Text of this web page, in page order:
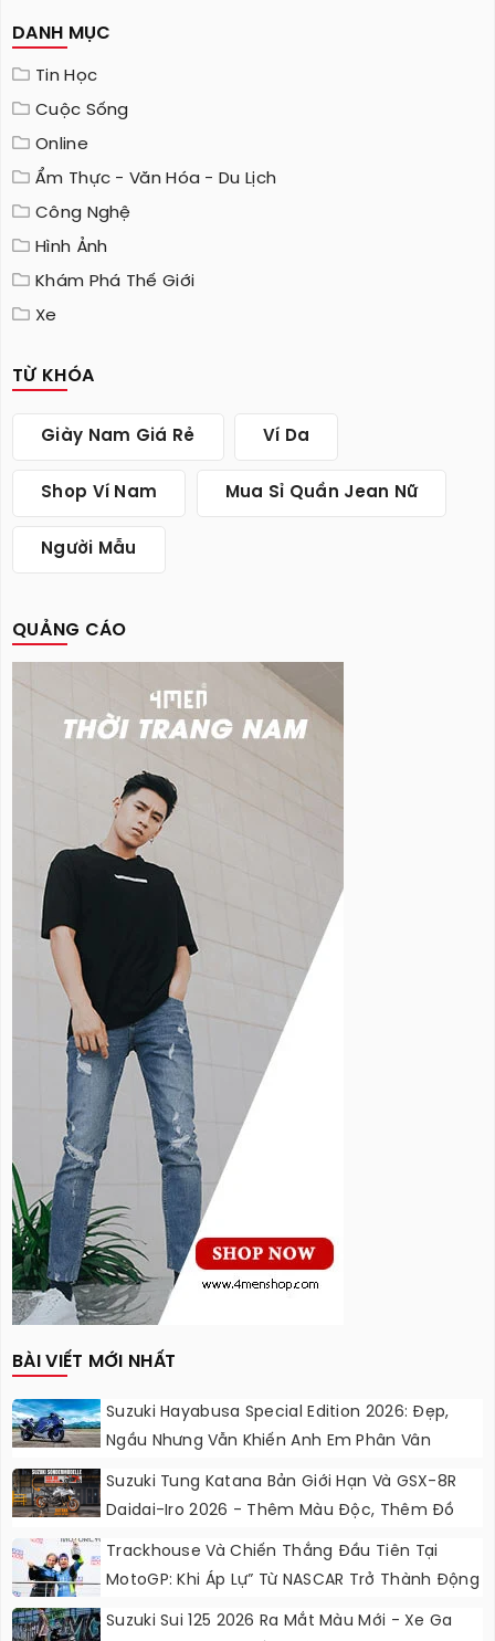
DANH MỤC
Tin Học
Cuộc Sống
Online
Ẩm Thực - Văn Hóa - Du Lịch
Công Nghệ
Hình Ảnh
Khám Phá Thế Giới
Xe
TỪ KHÓA
Giày Nam Giá Rẻ Ví Da
Shop Ví Nam Mua Sỉ Quần Jean Nữ
Người Mẫu
QUẢNG CÁO
BÀI VIẾT MỚI NHẤT
Suzuki Hayabusa Special Edition 2026: Đẹp,
Ngầu Nhưng Vẫn Khiến Anh Em Phân Vân
Suzuki Tung Katana Bản Giới Hạn Và GSX-8R
Daidai-Iro 2026 - Thêm Màu Độc, Thêm Đồ
Chơi, Thêm Cá Tính
Trackhouse Và Chiến Thắng Đầu Tiên Tại
MotoGP: Khi Áp Lự” Từ NASCAR Trở Thành Động
Lực Ngọt Ngào
Suzuki Sui 125 2026 Ra Mắt Màu Mới - Xe Ga